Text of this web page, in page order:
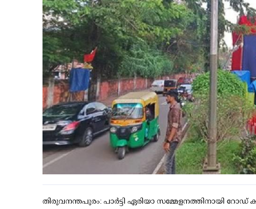
തിരുവനന്തപുരം: പാര്‍ട്ടി ഏരിയാ സമ്മേളനത്തിനായി റോഡ്